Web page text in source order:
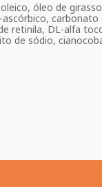
óleo de
retinila, DL-alfa
de sódio,